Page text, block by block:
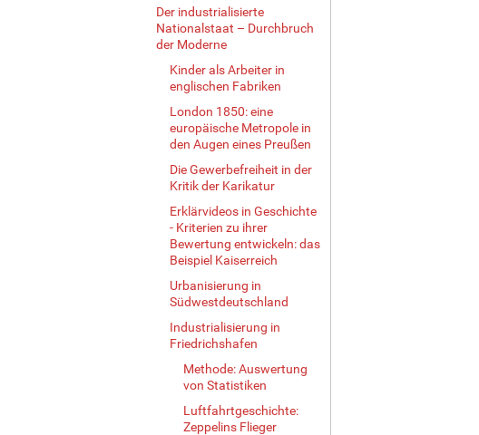
Der industrialisierte
Nationalstaat – Durchbruch
der Moderne
Kinder als Arbeiter in
englischen Fabriken
London 1850: eine
europäische Metropole in
den Augen eines Preußen
Die Gewerbefreiheit in der
Kritik der Karikatur
Erklärvideos in Geschichte
- Kriterien zu ihrer
Bewertung entwickeln: das
Beispiel Kaiserreich
Urbanisierung in
Südwestdeutschland
Industrialisierung in
Friedrichshafen
Methode: Auswertung
von Statistiken
Luftfahrtgeschichte:
Zeppelins Flieger